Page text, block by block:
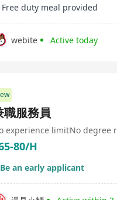
湯頭現熬現上桌。無論是腱子肉
綻放版，還是綜合職人盤，每一口
現代工藝的完美融合。 熬匠不只賣牛肉麵，更傳遞
職人精神——對食材的尊重，對
著。歡迎來一碗熬匠，體驗台灣
Free duty meal provided
webite Active today
職服務員
experience limitNo degree
80/H
Be an early applicant